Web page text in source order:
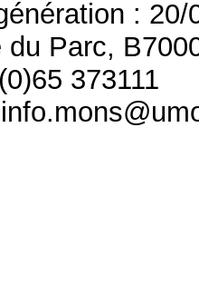
: 20/
du Parc,
373111